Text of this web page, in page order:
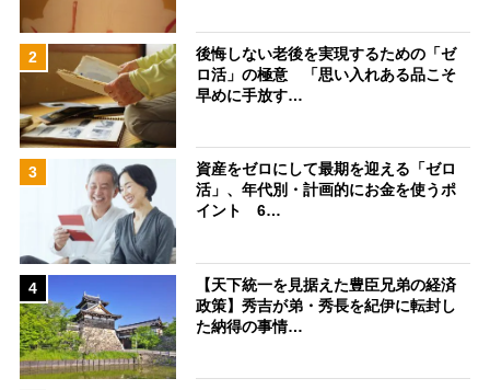
2
後悔しない老後を実現するための「ゼ
ロ活」の極意 「思い入れある品こそ
早めに手放す…
3
資産をゼロにして最期を迎える「ゼロ
活」、年代別・計画的にお金を使うポ
イント 6…
4
【天下統一を見据えた豊臣兄弟の経済
政策】秀吉が弟・秀長を紀伊に転封し
た納得の事情…